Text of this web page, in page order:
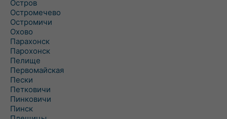
Остров
Остромечево
Остромичи
Охово
Парахонск
Парохонск
Пелище
Первомайская
Пески
Петковичи
Пинковичи
Пинск